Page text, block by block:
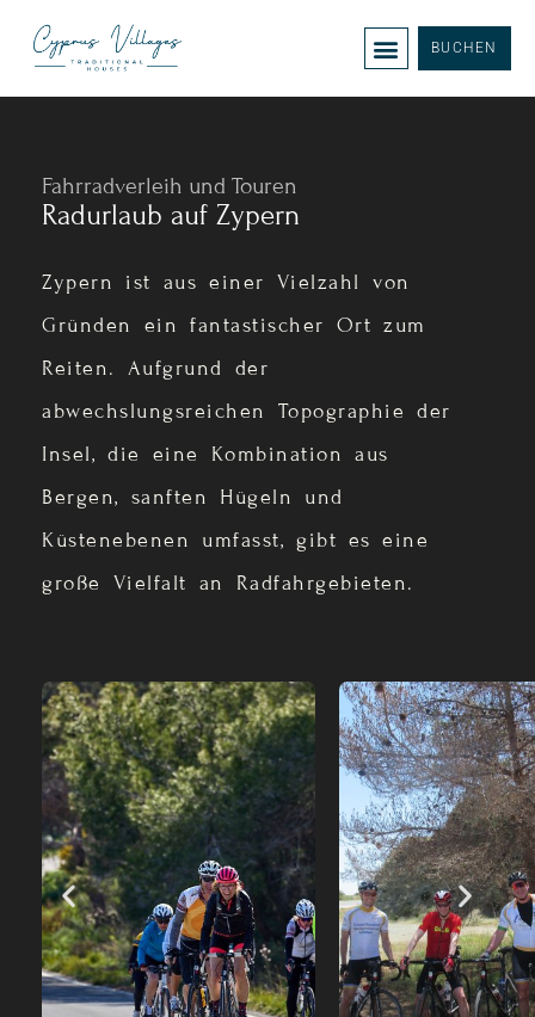
BUCHEN
Fahrradverleih und Touren
Radurlaub auf Zypern
Zypern ist aus einer Vielzahl von
Gründen ein fantastischer Ort zum
Reiten. Aufgrund der
abwechslungsreichen Topographie der
Insel, die eine Kombination aus
Bergen, sanften Hügeln und
Küstenebenen umfasst, gibt es eine
große Vielfalt an Radfahrgebieten.